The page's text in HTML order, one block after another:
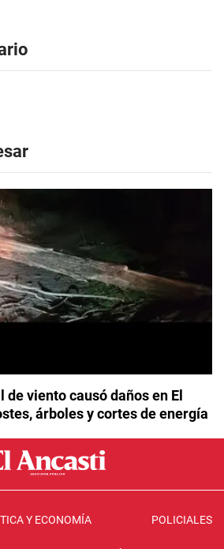
de viento causó daños en El
árboles y cortes de energía
Y ECONOMÍA POLICIALES